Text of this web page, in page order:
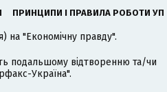
ПРИНЦИПИ І ПРАВИЛА РОБОТИ УП
на "Економічну правду".
подальшому відтворенню та/чи
Україна".